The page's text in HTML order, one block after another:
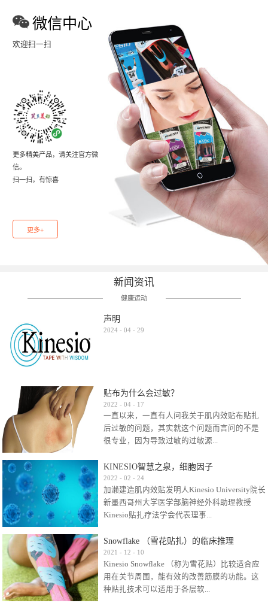
微信中心
欢迎扫一扫
更多精美产品，请关注官方微
信。
扫一扫，有惊喜
更多+
新闻资讯
健康运动
声明
2024 - 04 - 29
贴布为什么会过敏？
2022 - 04 - 17
一直以来，一直有人问我关于肌内效贴布贴扎
后过敏的问题，其实就这个问题而言问的不是
很专业，因为导致过敏的过敏源...
很多，比如试穿件衣服有时都会过敏，特定条
件下吃东西有时也会过敏，难道不吃不穿了？
其他品牌的在此我们不予评价，就KINESIO肌内
效贴布来说，40多年的研究开发制造肌内效贴
比如我本人，几乎天天接触KINESIO肌内效，无
论从皮肤适应性还是本人皮肤本身就不属于不
易过敏的那种，基本不会有过敏瘙痒的情况。
但是，当身体不适、休息不好、持续紧张等特
殊因素的影响下，有时还是会出现瘙痒过敏的
KINESIO智慧之泉，细胞因子
2022 - 02 - 24
加濑建造肌内效贴发明人Kinesio University院长
新墨西哥州大学医学部脑神经外科助理教授
Kinesio贴扎疗法学会代表理事...
Kinesio Taping Association International
（KTAI）名誉会长 身体具有免疫、疼痛、细胞
破坏、发热、修复、增殖、再生等自然愈合能
力。 多作为细胞因子存在于皮肤表皮、真皮、
Snowflake （雪花贴扎）的临床推理
2021 - 12 - 10
Kinesio Snowflake （称为雪花贴）比较适合应
用在关节周围，能有效的改善筋膜的功能。这
种贴扎技术可以适用于各层软...